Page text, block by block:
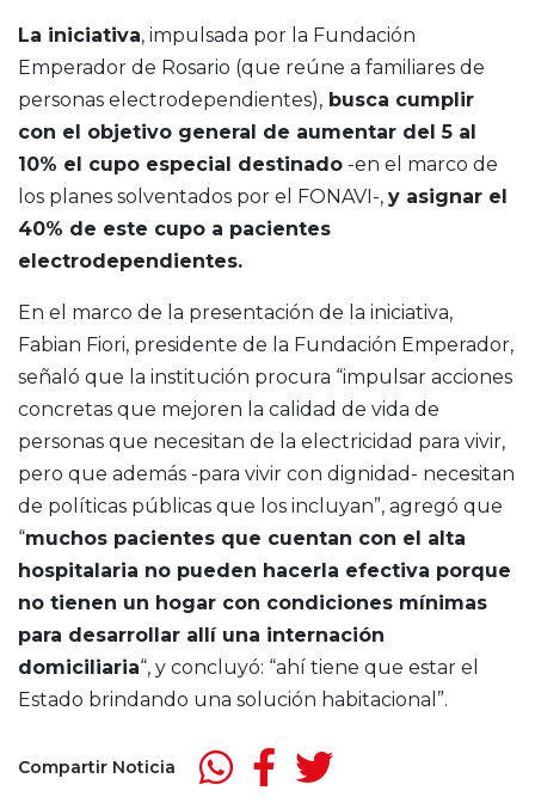
La iniciativa, impulsada por la Fundación
Emperador de Rosario (que reúne a familiares de
personas electrodependientes), busca cumplir
con el objetivo general de aumentar del 5 al
10% el cupo especial destinado -en el marco de
los planes solventados por el FONAVI-, y asignar el
40% de este cupo a pacientes
electrodependientes.
En el marco de la presentación de la iniciativa,
Fabian Fiori, presidente de la Fundación Emperador,
señaló que la institución procura “impulsar acciones
concretas que mejoren la calidad de vida de
personas que necesitan de la electricidad para vivir,
pero que además -para vivir con dignidad- necesitan
de políticas públicas que los incluyan”, agregó que
“muchos pacientes que cuentan con el alta
hospitalaria no pueden hacerla efectiva porque
no tienen un hogar con condiciones mínimas
para desarrollar allí una internación
domiciliaria“, y concluyó: “ahí tiene que estar el
Estado brindando una solución habitacional”.
Compartir Noticia